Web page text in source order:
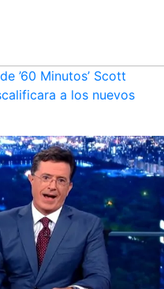
’60 Minutos’ Scott
a los nuevos